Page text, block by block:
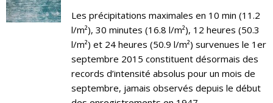
Les précipitations maximales en 10 min (11.2
l/m²), 30 minutes (16.8 l/m²), 12 heures (50.3
l/m²) et 24 heures (50.9 l/m²) survenues le 1er
septembre 2015 constituent désormais des
records d’intensité absolus pour un mois de
septembre, jamais observés depuis le début